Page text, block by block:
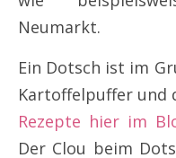
Neumarkt.
Ein Dotsch ist im
Kartoffelpuffer und
Rezepte hier im
Der Clou beim